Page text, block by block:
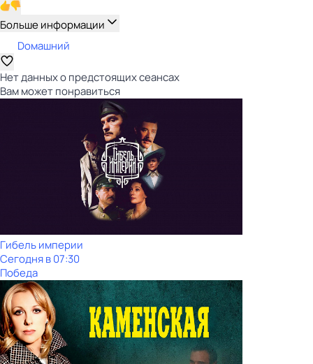
Больше информации
Dомашний
Нет данных о предстоящих сеансах
Вам может понравиться
Гибель империи
Сегодня в 07:30
Победа